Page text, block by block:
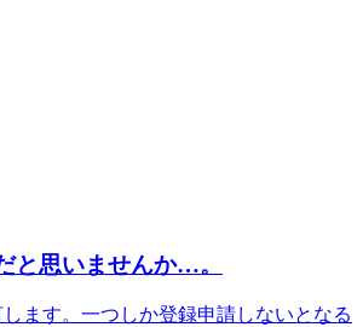
と思いませんか…。
ます。一つしか登録申請しないとなる